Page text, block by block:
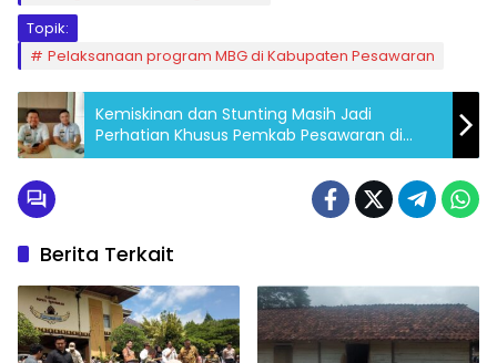
Topik:
Pelaksanaan program MBG di Kabupaten Pesawaran
Kemiskinan dan Stunting Masih Jadi
Perhatian Khusus Pemkab Pesawaran di
Tahun 2025
Berita Terkait